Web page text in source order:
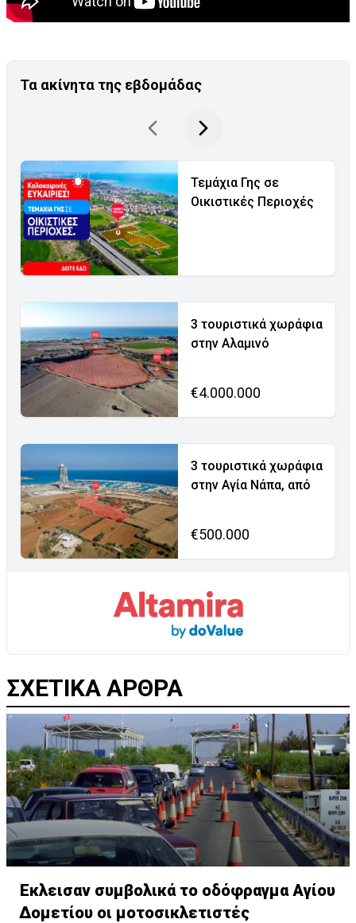
Τα ακίνητα της εβδομάδας
Τεμάχια Γης σε
Οικιστικές Περιοχές
3 τουριστικά χωράφια
στην Αλαμινό
€4.000.000
3 τουριστικά χωράφια
στην Αγία Νάπα, από
€500.000
ΣΧΕΤΙΚΑ ΑΡΘΡΑ
Έκλεισαν συμβολικά το οδόφραγμα Αγίου
Δομετίου οι μοτοσικλετιστές